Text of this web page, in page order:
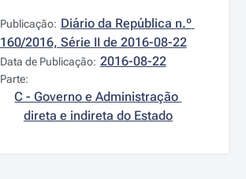
Publicação: Diário da República n.º
160/2016, Série II de 2016-08-22
Data de Publicação: 2016-08-22
Parte:
C - Governo e Administração
direta e indireta do Estado